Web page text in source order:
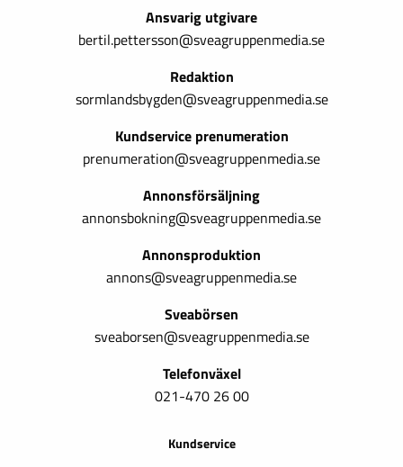
Ansvarig utgivare
bertil.pettersson@sveagruppenmedia.se
Redaktion
sormlandsbygden@sveagruppenmedia.se
Kundservice prenumeration
prenumeration@sveagruppenmedia.se
Annonsförsäljning
annonsbokning@sveagruppenmedia.se
Annonsproduktion
annons@sveagruppenmedia.se
Sveabörsen
sveaborsen@sveagruppenmedia.se
Telefonväxel
021-470 26 00
Kundservice